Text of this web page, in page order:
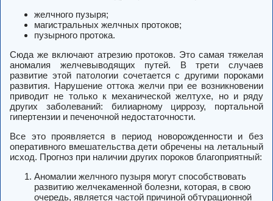
желчного пузыря;
магистральных желчных протоков;
пузырного протока.
Сюда же включают атрезию протоков. Это самая тяжелая
аномалия желчевыводящих путей. В трети случаев
развитие этой патологии сочетается с другими пороками
развития. Нарушение оттока желчи при ее возникновении
приводит не только к механической желтухе, но и ряду
других заболеваний: билиарному циррозу, портальной
гипертензии и печеночной недостаточности.
Все это проявляется в период новорожденности и без
оперативного вмешательства дети обречены на летальный
исход. Прогноз при наличии других пороков благоприятный:
Аномалии желчного пузыря могут способствовать
развитию желчекаменной болезни, которая, в свою
очередь, является частой причиной обтурационной